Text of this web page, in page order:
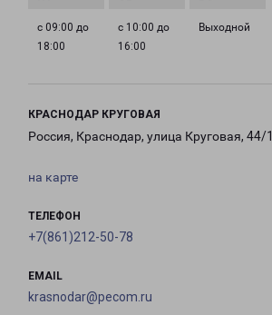
с 09:00 до
18:00
с 10:00 до
16:00
Выходной
КРАСНОДАР КРУГОВАЯ
Россия, Краснодар, улица Круговая, 44/1
на карте
ТЕЛЕФОН
+7(861)212-50-78
EMAIL
krasnodar@pecom.ru